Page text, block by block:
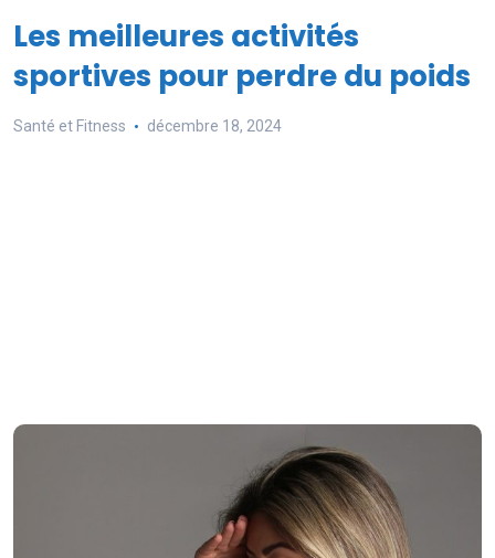
Les meilleures activités
sportives pour perdre du poids
Santé et Fitness décembre 18, 2024